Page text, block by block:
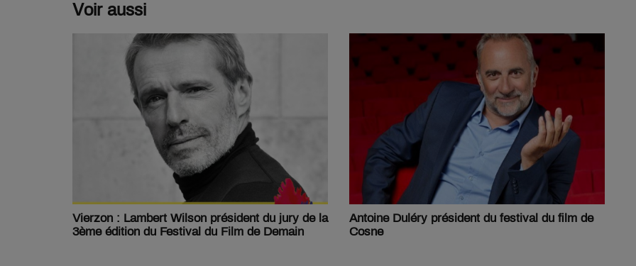
Voir aussi
Vierzon : Lambert Wilson président du jury de la
3ème édition du Festival du Film de Demain
Antoine Duléry président du festival du film de
Cosne